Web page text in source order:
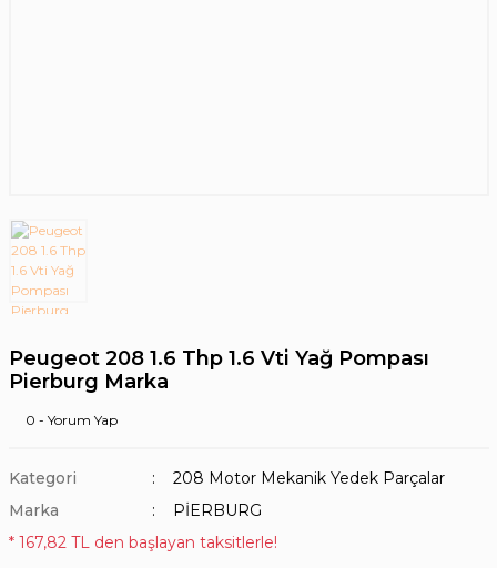
Peugeot 208 1.6 Thp 1.6 Vti Yağ Pompası
Pierburg Marka
0 - Yorum Yap
Kategori
208 Motor Mekanik Yedek Parçalar
Marka
PİERBURG
* 167,82 TL den başlayan taksitlerle!